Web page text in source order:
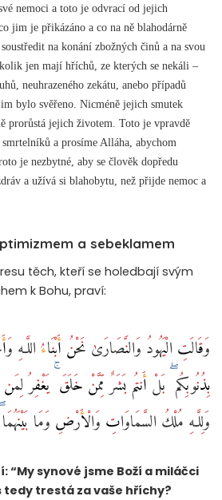
nemoci a toto je odvrací od jejich
jim je přikázáno a co na ně blahodárně
na konání zbožných činů a na svou
jen mají hříchů, ze kterých se nekáli –
neuhrazeného zekátu, anebo případů
bylo svěřeno. Nicméně jejich smutek
prorůstá jejich životem. Toto je vpravdě
a prosíme Alláha, abychom
je nezbytné, aby se člověk dopředu
a užívá si blahobytu, než přijde nemoc a
a sebeklamem
těch, kteří se holedbají svým
k Bohu, praví:
وَقَالَتِ الْيَهُودُ وَالنَّصَارَىٰ نَحْنُ أَبْنَاءُ اللَّـهِ
بِذُنُوبِكُم ۖ بَلْ أَنتُم بَشَرٌ مِّمَّنْ خَلَقَ ۚ يَغْفِرُ
وَلِلَّـهِ مُلْكُ السَّمَاوَاتِ وَالْأَرْضِ وَمَا
“My synové jsme Boží a miláčci
tedy trestá za vaše hříchy?